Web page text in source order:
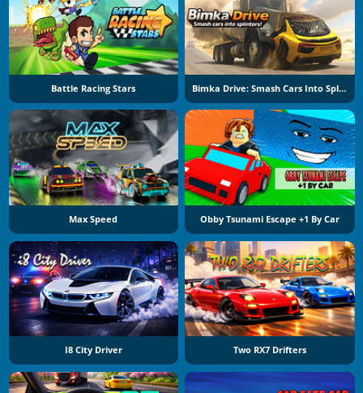
Battle Racing Stars Bimka Drive: Smash Cars Into Splinters
Max Speed Obby Tsunami Escape +1 By Car
I8 City Driver Two RX7 Drifters